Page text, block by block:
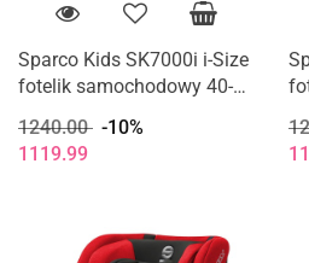
Sparco Kids SK7000i i-Size
fotelik samochodowy 40-
1240.00 -10%
1119.99